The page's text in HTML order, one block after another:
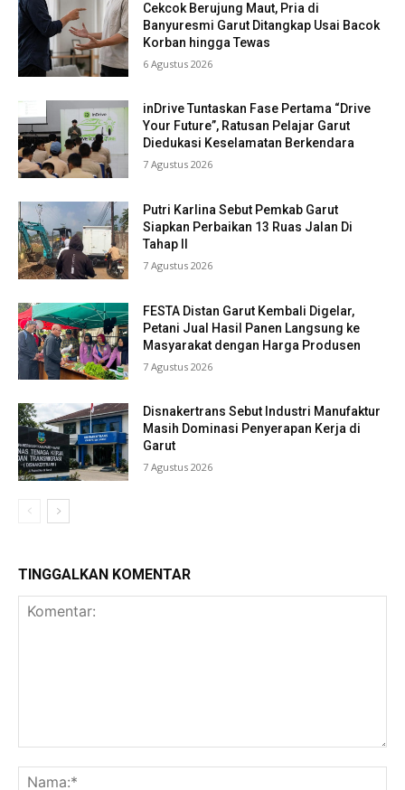
Cekcok Berujung Maut, Pria di
Banyuresmi Garut Ditangkap Usai Bacok
Korban hingga Tewas
6 Agustus 2026
inDrive Tuntaskan Fase Pertama “Drive
Your Future”, Ratusan Pelajar Garut
Diedukasi Keselamatan Berkendara
7 Agustus 2026
Putri Karlina Sebut Pemkab Garut
Siapkan Perbaikan 13 Ruas Jalan Di
Tahap II
7 Agustus 2026
FESTA Distan Garut Kembali Digelar,
Petani Jual Hasil Panen Langsung ke
Masyarakat dengan Harga Produsen
7 Agustus 2026
Disnakertrans Sebut Industri Manufaktur
Masih Dominasi Penyerapan Kerja di
Garut
7 Agustus 2026
TINGGALKAN KOMENTAR